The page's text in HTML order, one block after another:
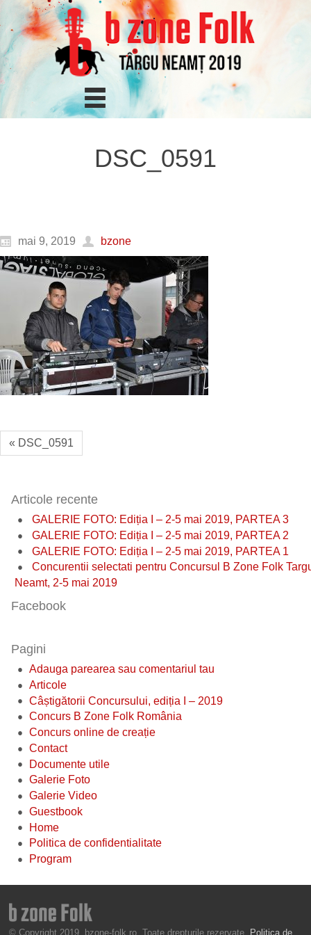
DSC_0591
mai 9, 2019 bzone
« DSC_0591
Articole recente
GALERIE FOTO: Ediția I – 2-5 mai 2019, PARTEA 3
GALERIE FOTO: Ediția I – 2-5 mai 2019, PARTEA 2
GALERIE FOTO: Ediția I – 2-5 mai 2019, PARTEA 1
Concurentii selectati pentru Concursul B Zone Folk
Neamt, 2-5 mai 2019
Facebook
Pagini
Adauga parearea sau comentariul tau
Articole
Câștigătorii Concursului, ediția I – 2019
Concurs B Zone Folk România
Concurs online de creație
Contact
Documente utile
Galerie Foto
Galerie Video
Guestbook
Home
Politica de confidentialitate
Program
© Copyright 2019, bzone-folk.ro. Toate drepturile rezervate. Politica de